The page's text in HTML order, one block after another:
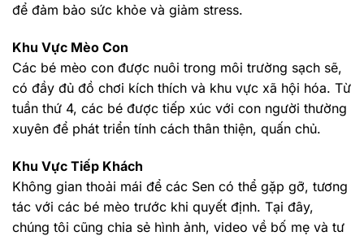
để đảm bảo sức khỏe và giảm stress.
Khu Vực Mèo Con
Các bé mèo con được nuôi trong môi trường sạch sẽ,
có đầy đủ đồ chơi kích thích và khu vực xã hội hóa. Từ
tuần thứ 4, các bé được tiếp xúc với con người thường
xuyên để phát triển tính cách thân thiện, quấn chủ.
Khu Vực Tiếp Khách
Không gian thoải mái để các Sen có thể gặp gỡ, tương
tác với các bé mèo trước khi quyết định. Tại đây,
chúng tôi cũng chia sẻ hình ảnh, video về bố mẹ và tư